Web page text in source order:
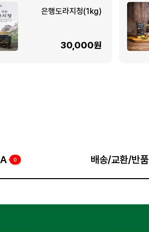
은행도라지청(1kg)
30,000원
0 배송/교환/반품